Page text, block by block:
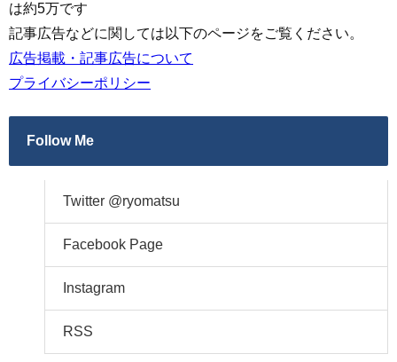
は約5万です
記事広告などに関しては以下のページをご覧ください。
広告掲載・記事広告について
プライバシーポリシー
Follow Me
Twitter @ryomatsu
Facebook Page
Instagram
RSS